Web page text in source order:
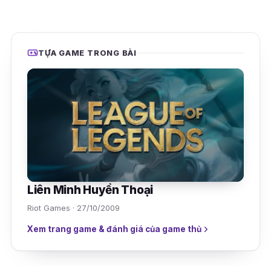
TỰA GAME TRONG BÀI
Liên Minh Huyền Thoại
Riot Games · 27/10/2009
Xem trang game & đánh giá của game thủ